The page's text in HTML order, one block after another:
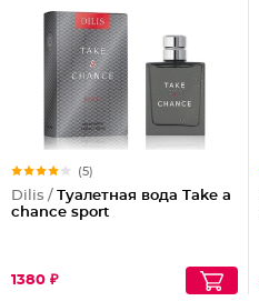
(5)
Dilis / Туалетная вода Take a
chance sport
1380 ₽